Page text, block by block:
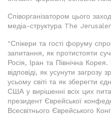
Співорганізатором цього
медіа-структура The
"Спікери та гості форуму
запитання, як протистояти
Росія, Іран та Північна
відповіді, як усунути загрозу
усьому світі та як зберегти
США у вирішенні всіх цих
президент Єврейської
Всесвітнього Єврейського